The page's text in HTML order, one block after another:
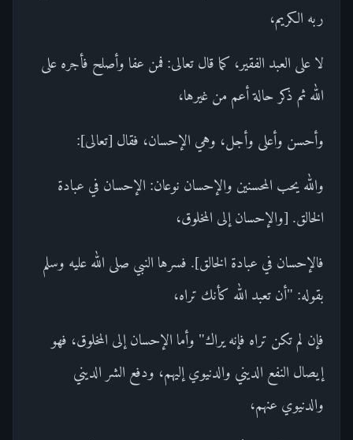
ربه الكريم،
لا على العبد الفقير، كما قال تعالى: فمن عفا وأصلح فأجره على
الله ثم ذكر حالة أعم من غيرها،
وأحسن وأعلى وأجل، وهي الإحسان، فقال [تعالى]:
والله يحب المحسنين والإحسان نوعان: الإحسان في عبادة
الخالق. [والإحسان إلى المخلوق،
فالإحسان في عبادة الخالق]. فسرها النبي صلى الله عليه وسلم
بقوله: "أن تعبد الله كأنك تراه،
فإن لم تكن تراه فإنه يراك" وأما الإحسان إلى المخلوق، فهو
إيصال النفع الديني والدنيوي إليهم، ودفع الشر الديني
والدنيوي عنهم،